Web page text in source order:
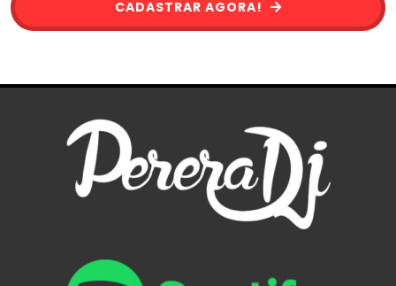
CADASTRAR AGORA!